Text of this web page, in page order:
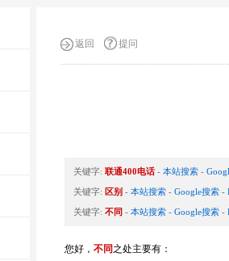
返回 提问
关键字: 联通400电话 - 本站搜索 -
关键字: 区别 - 本站搜索 - Google搜索 -
关键字: 不同 - 本站搜索 - Google搜索 -
您好， 不同 之处主要有：